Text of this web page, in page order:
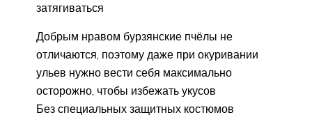
затягиваться
Добрым нравом бурзянские пчёлы не
отличаются, поэтому даже при окуривании
ульев нужно вести себя максимально
осторожно, чтобы избежать укусов
Без специальных защитных костюмов